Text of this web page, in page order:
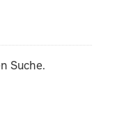
Suche.